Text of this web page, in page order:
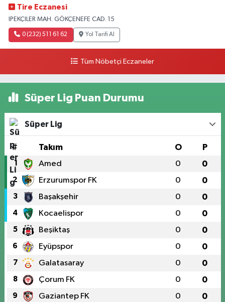
Tire Eczanesi
IPEKÇILER MAH. GÖKÇENEFE CAD. 15
0 (232) 511 61 62 Yol Tarifi Al
Tüm Nöbetçi Eczaneler
Süper Lig Puan Durumu
Süper Lig
# Takım O P
1 Amed 0 0
2 Erzurumspor FK 0 0
3 Başakşehir 0 0
4 Kocaelispor 0 0
5 Beşiktaş 0 0
6 Eyüpspor 0 0
7 Galatasaray 0 0
8 Çorum FK 0 0
9 Gaziantep FK 0 0